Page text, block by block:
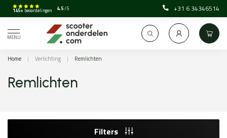
145+ beoordelingen 4.5/5 +31 6 34346514
MENU
Home | Verlichting | Remlichten
Remlichten
Filters